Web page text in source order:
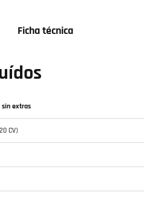
Ficha técnica
sin extras
CV)